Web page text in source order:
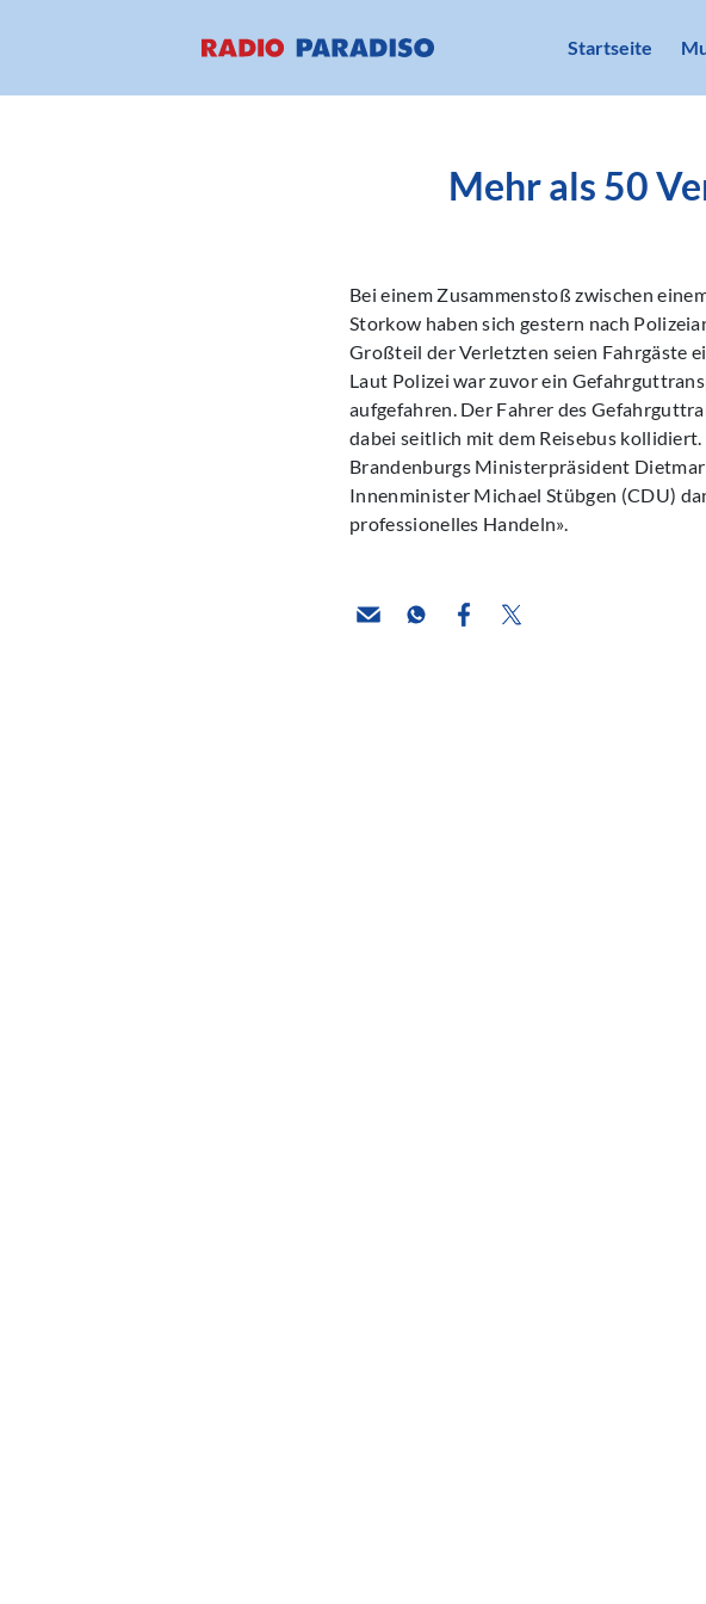
Startseite
Mehr als 50
Bei einem Zusammenstoß zwischen
Storkow haben sich gestern nach
Großteil der Verletzten seien Fahrgäste
Laut Polizei war zuvor ein
aufgefahren. Der Fahrer des
dabei seitlich mit dem Reisebus
Brandenburgs Ministerpräsident
Innenminister Michael Stübgen (CDU)
professionelles Handeln».